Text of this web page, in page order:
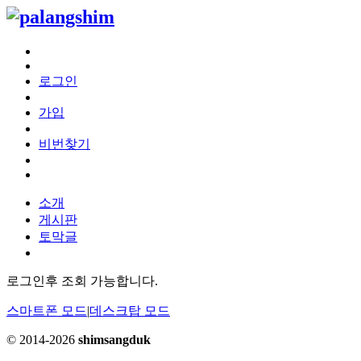
로그인
가입
비번찾기
소개
게시판
토막글
로그인후 조회 가능합니다.
스마트폰 모드|데스크탑 모드
© 2014-2026 shimsangduk